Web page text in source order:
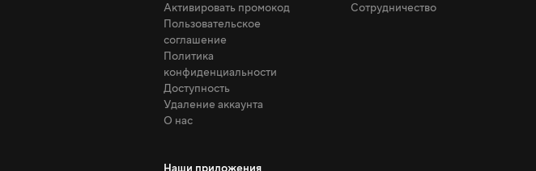
Активировать промокод
Пользовательское
соглашение
Политика
конфиденциальности
Доступность
Удаление аккаунта
О нас
Сотрудничество